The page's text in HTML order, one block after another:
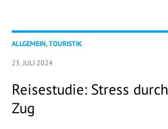
ALLGEMEIN, TOURISTIK
23. JULI 2024
Reisestudie: Stress
Zug